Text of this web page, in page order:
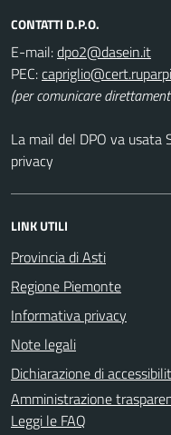
CONTATTI D.P.O.
E-mail:
PEC:
(per comunicare
La mail del DPO va usata
privacy
LINK UTILI
Provincia di Asti
Regione Piemonte
Informativa privacy
Note legali
Dichiarazione di
Amministrazione
Leggi le FAQ